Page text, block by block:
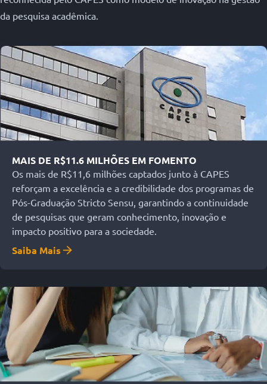
da pesquisa acadêmica.
MAIS DE R$11.6 MILHÕES EM FOMENTO
Os mais de R$11,6 milhões captados junto à CAPES
reforçam a excelência e a credibilidade dos programas de
Pós-Graduação Stricto Sensu, garantindo a continuidade
de pesquisas que geram conhecimento, inovação e
impacto positivo para a sociedade.
Saiba Mais